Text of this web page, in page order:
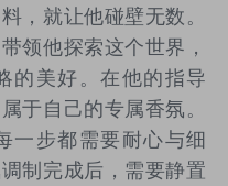
，就让他碰壁无数。
领他探索这个世界，
的美好。在他的指导
于自己的专属香氛。
一步都需要耐心与细
制完成后，需要静置